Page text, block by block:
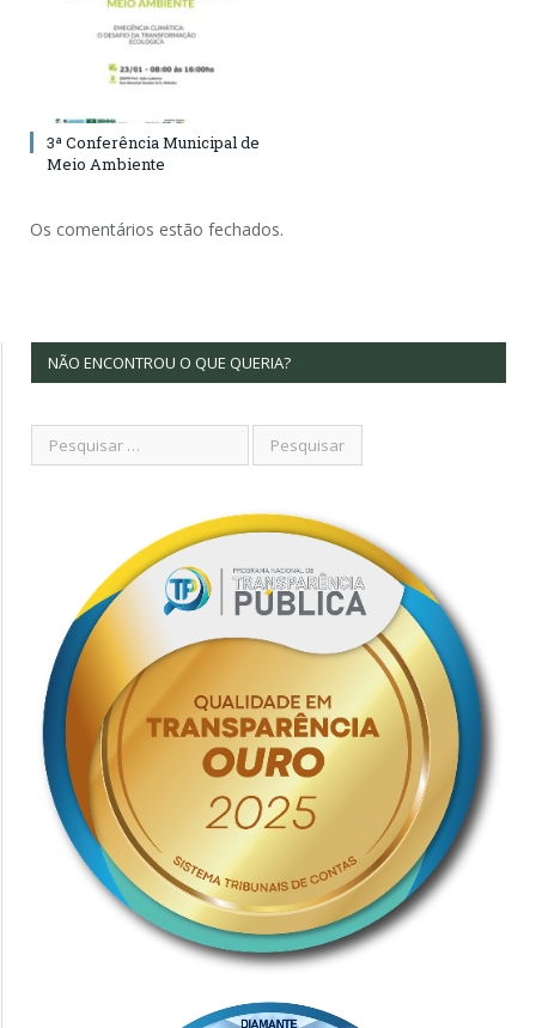
3ª Conferência Municipal de
Meio Ambiente
Os comentários estão fechados.
NÃO ENCONTROU O QUE QUERIA?